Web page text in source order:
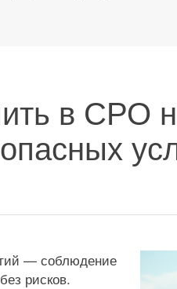
в СРО
— соблюдение
рисков.